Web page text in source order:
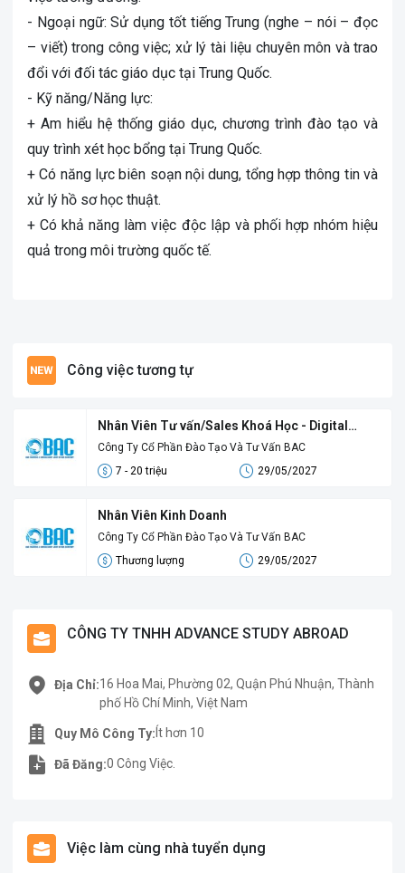
- Ngoại ngữ: Sử dụng tốt tiếng Trung (nghe – nói – đọc
– viết) trong công việc; xử lý tài liệu chuyên môn và trao
đổi với đối tác giáo dục tại Trung Quốc.
- Kỹ năng/Năng lực:
+ Am hiểu hệ thống giáo dục, chương trình đào tạo và
quy trình xét học bổng tại Trung Quốc.
+ Có năng lực biên soạn nội dung, tổng hợp thông tin và
xử lý hồ sơ học thuật.
+ Có khả năng làm việc độc lập và phối hợp nhóm hiệu
quả trong môi trường quốc tế.
Công việc tương tự
Nhân Viên Tư vấn/Sales Khoá Học - Digital
Sales
Công Ty Cổ Phần Đào Tạo Và Tư Vấn BAC
7 - 20 triệu
29/05/2027
Nhân Viên Kinh Doanh
Công Ty Cổ Phần Đào Tạo Và Tư Vấn BAC
Thương lượng
29/05/2027
CÔNG TY TNHH ADVANCE STUDY ABROAD
Địa Chỉ:16 Hoa Mai, Phường 02, Quận Phú Nhuận, Thành
phố Hồ Chí Minh, Việt Nam
Quy Mô Công Ty: Ít hơn 10
Đã Đăng:0 Công Việc.
Việc làm cùng nhà tuyển dụng